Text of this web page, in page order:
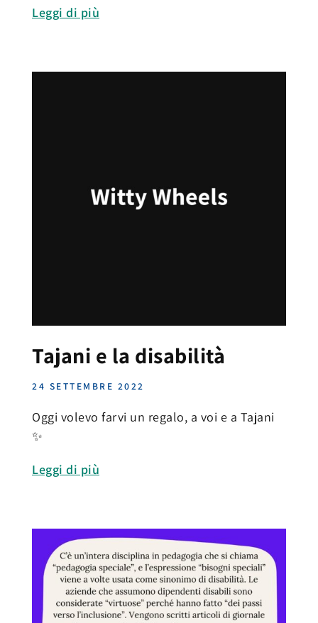
Leggi di più
Tajani e la disabilità
24 SETTEMBRE 2022
Oggi volevo farvi un regalo, a voi e a Tajani
✨
Leggi di più